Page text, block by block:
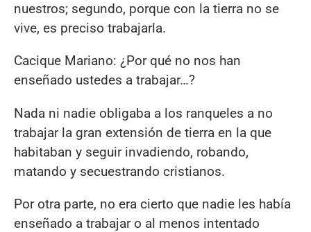
nuestros; segundo, porque con la tierra no se
vive, es preciso trabajarla.
Cacique Mariano: ¿Por qué no nos han
enseñado ustedes a trabajar…?
Nada ni nadie obligaba a los ranqueles a no
trabajar la gran extensión de tierra en la que
habitaban y seguir invadiendo, robando,
matando y secuestrando cristianos.
Por otra parte, no era cierto que nadie les había
enseñado a trabajar o al menos intentado